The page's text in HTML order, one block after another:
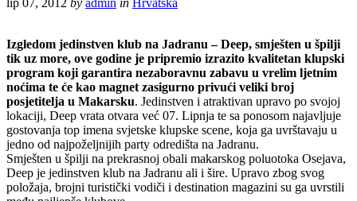
Izgledom jedinstven klub na Jadranu – Deep, smješten u špilji
tik uz more, ove godine je pripremio izrazito kvalitetan klupski
program koji garantira nezaboravnu zabavu u vrelim ljetnim
noćima te će kao magnet zasigurno privući veliki broj
posjetitelja u Makarsku. Jedinstven i atraktivan upravo po svojoj
lokaciji, Deep vrata otvara već 07. Lipnja te sa ponosom najavljuje
gostovanja top imena svjetske klupske scene, koja ga uvrštavaju u
jedno od najpoželjnijih party odredišta na Jadranu.
Smješten u špilji na prekrasnoj obali makarskog poluotoka Osejava,
Deep je jedinstven klub na Jadranu ali i šire. Upravo zbog svog
položaja, brojni turistički vodiči i destination magazini su ga uvrstili